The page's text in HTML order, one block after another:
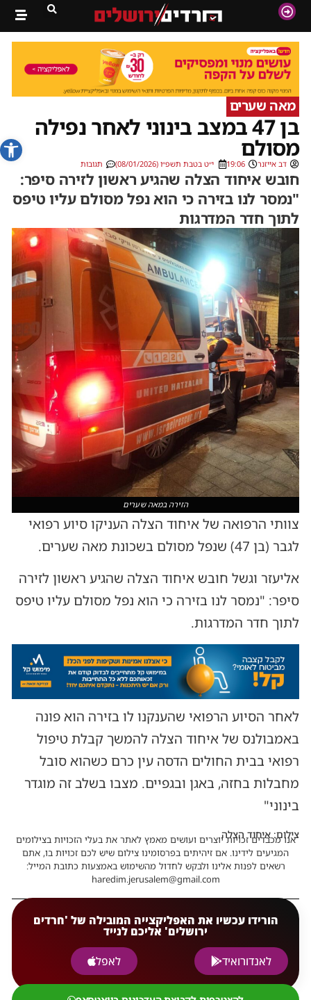
פתח
מאה שערים
בן 47 במצב בינוני לאחר נפילה
מסולם
דב אייזנר 19:06 י״ט בטבת תשפ״ו (08/01/2026) תגובות
חובש איחוד הצלה שהגיע ראשון לזירה סיפר:
"נמסר לנו בזירה כי הוא נפל מסולם עליו טיפס
לתוך חדר המדרגות
הזירה במאה שערים
צוותי הרפואה של איחוד הצלה העניקו סיוע רפואי
לגבר (בן 47) שנפל מסולם בשכונת מאה שערים.
אליעזר וגשל חובש איחוד הצלה שהגיע ראשון לזירה
סיפר: "נמסר לנו בזירה כי הוא נפל מסולם עליו טיפס
לתוך חדר המדרגות.
לאחר הסיוע הרפואי שהענקנו לו בזירה הוא פונה
באמבולנס של איחוד הצלה להמשך קבלת טיפול
רפואי בבית החולים הדסה עין כרם כשהוא סובל
מחבלות בחזה, באגן ובגפיים. מצבו בשלב זה מוגדר
בינוני"
צילום: איחוד הצלה
אנו מכבדים זכויות יוצרים ועושים מאמץ לאתר את בעלי הזכויות בצילומים
המגיעים לידינו. אם זיהיתים בפרסומינו צילום שיש לכם זכויות בו, אתם
רשאים לפנות אלינו ולבקש לחדול מהשימוש באמצעות כתובת המייל:
haredim.jerusalem@gmail.com
הורידו עכשיו את האפליקצייה המובילה של 'חרדים
ירושלים' אליכם לנייד
לאנדורואיד
לאפל